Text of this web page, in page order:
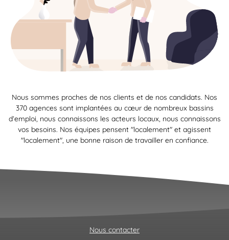
Nous sommes proches de nos clients et de nos candidats. Nos
370 agences sont implantées au cœur de nombreux bassins
d’emploi, nous connaissons les acteurs locaux, nous connaissons
vos besoins. Nos équipes pensent "localement" et agissent
"localement", une bonne raison de travailler en confiance.
Nous contacter